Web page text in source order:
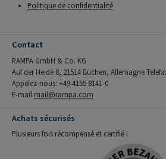
Politique de confidentialité
Contact
RAMPA GmbH & Co. KG
Auf der Heide 8, 21514 Büchen, Allemagne
Appelez-nous: +49 4155 8141-0
E-mail mail@rampa.com
Achats sécurisés
Plusieurs fois récompensé et certifié !